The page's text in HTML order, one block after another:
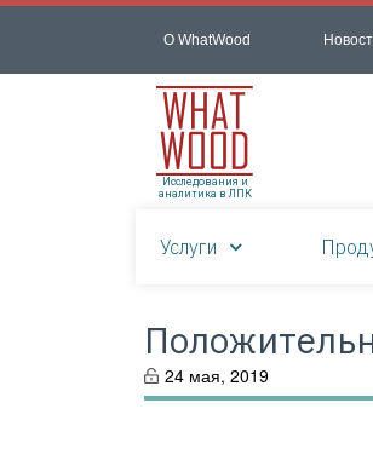
О WhatWood
Исследования и
аналитика в ЛПК
Услуги
24 мая, 2019